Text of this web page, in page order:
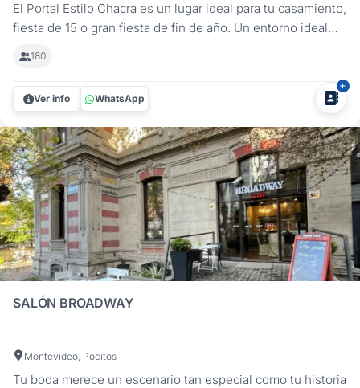
El Portal Estilo Chacra es un lugar ideal para tu casamiento,
fiesta de 15 o gran fiesta de fin de año. Un entorno ideal
perfecta, con todos los detalles que harán despreocuparte
de todo. ¿Por qué? Porque El Portal se encuentra en un...
180
Ver info WhatsApp
SALÓN BROADWAY
Montevideo, Pocitos
Tu boda merece un escenario tan especial como tu historia